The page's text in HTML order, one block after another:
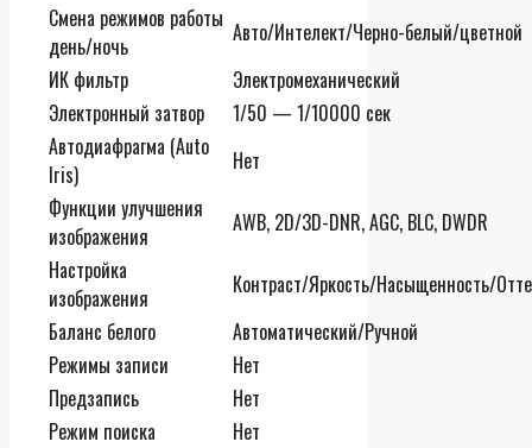
Смена режимов работы
день/ночь
Авто/Интелект/Черно-белый/цветной
ИК фильтр
Электромеханический
Электронный затвор
1/50 — 1/10000 сек
Автодиафрагма (Auto
Iris)
Нет
Функции улучшения
изображения
AWB, 2D/3D-DNR, AGC, BLC, DWDR
Настройка
изображения
Контраст/Яркость/Насыщенность/
Баланс белого
Автоматический/Ручной
Режимы записи
Нет
Предзапись
Нет
Режим поиска
Нет